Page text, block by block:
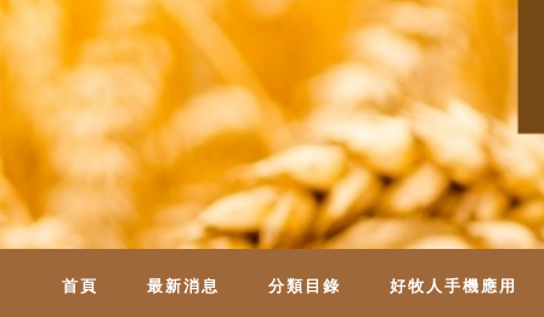
首頁 最新消息 分類目錄 好牧人手機應用